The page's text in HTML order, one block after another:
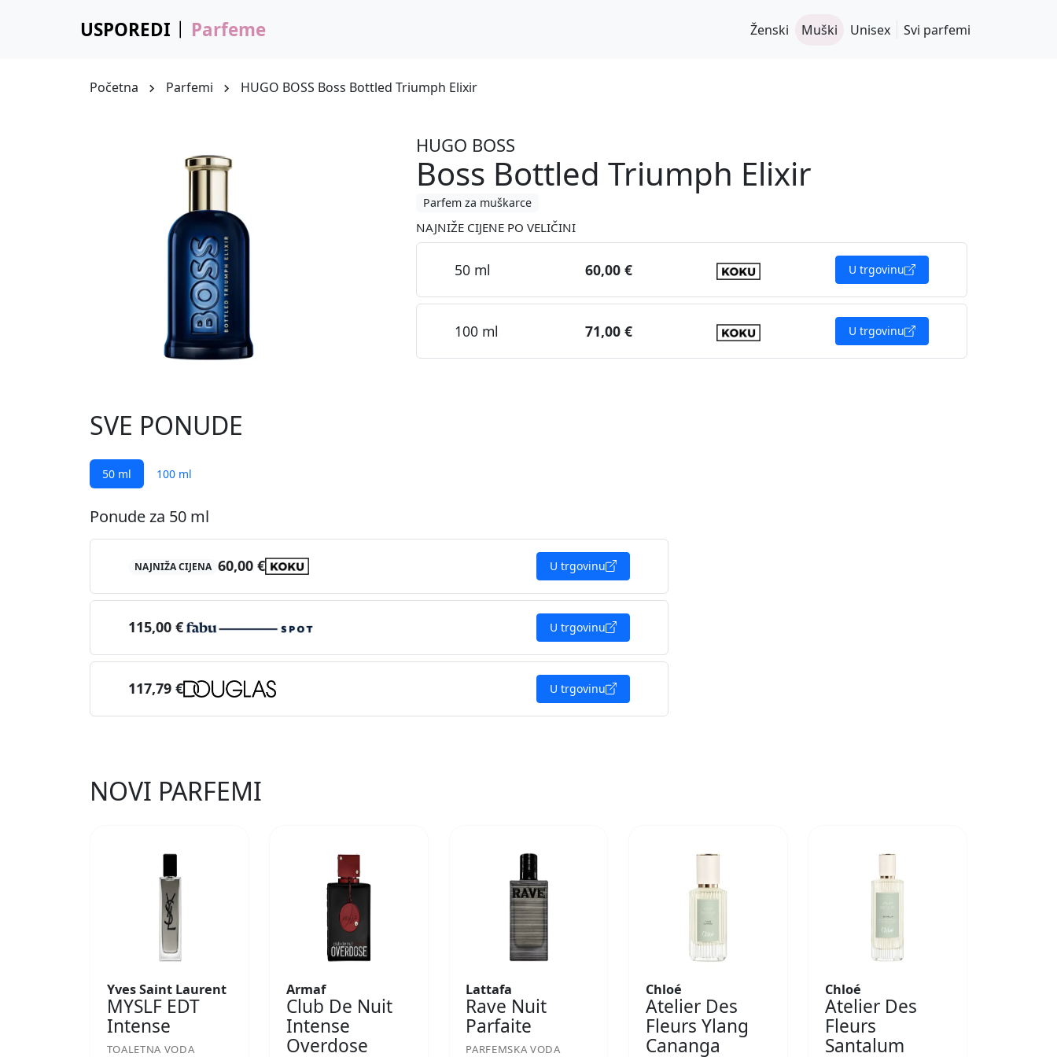
USPOREDI Parfeme Ženski Muški Unisex Svi parfemi
Početna Parfemi HUGO BOSS Boss Bottled Triumph Elixir
HUGO BOSS
Boss Bottled Triumph Elixir
Parfem za muškarce
NAJNIŽE CIJENE PO VELIČINI
50 ml 60,00 € U trgovinu
100 ml 71,00 € U trgovinu
SVE PONUDE
50 ml 100 ml
Ponude za 50 ml
NAJNIŽA CIJENA 60,00 € U trgovinu
115,00 € U trgovinu
117,79 € U trgovinu
NOVI PARFEMI
Yves Saint Laurent
MYSLF EDT
Intense
TOALETNA VODA
Armaf
Club De Nuit
Intense
Overdose
Lattafa
Rave Nuit
Parfaite
PARFEMSKA VODA
Chloé
Atelier Des
Fleurs Ylang
Cananga
Chloé
Atelier Des
Fleurs
Santalum